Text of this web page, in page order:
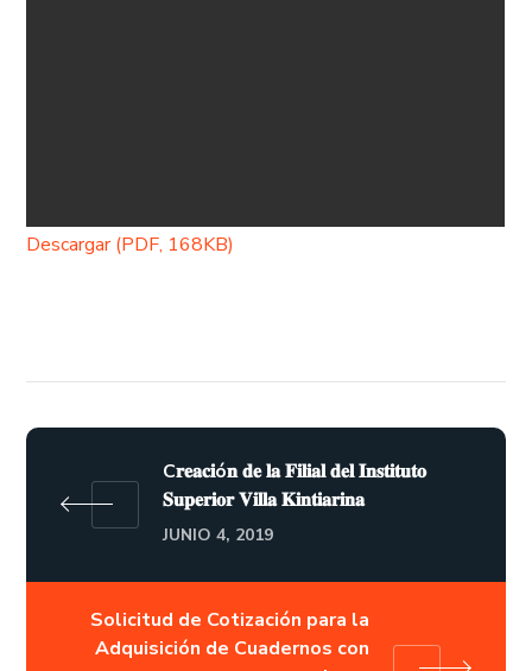
Descargar (PDF, 168KB)
C𝐫𝐞𝐚𝐜𝐢ó𝐧 𝐝𝐞 𝐥𝐚 𝐅𝐢𝐥𝐢𝐚𝐥 𝐝𝐞𝐥 𝐈𝐧𝐬𝐭𝐢𝐭𝐮𝐭𝐨
𝐒𝐮𝐩𝐞𝐫𝐢𝐨𝐫 𝐕𝐢𝐥𝐥𝐚 𝐊𝐢𝐧𝐭𝐢𝐚𝐫𝐢𝐧𝐚
JUNIO 4, 2019
Solicitud de Cotización para la
Adquisición de Cuadernos con